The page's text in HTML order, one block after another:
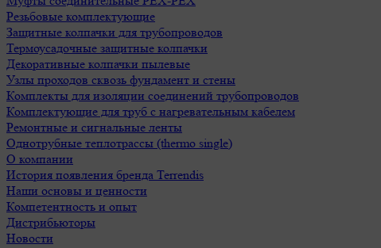
Резьбовые комплектующие
Защитные колпачки для трубопроводов
Термоусадочные защитные колпачки
Декоративные колпачки пылевые
Узлы проходов сквозь фундамент и стены
Комплекты для изоляции соединений трубопроводов
Комплектующие для труб с нагревательным кабелем
Ремонтные и сигнальные ленты
Однотрубные теплотрассы (thermo single)
О компании
История появления бренда Terrendis
Наши основы и ценности
Компетентность и опыт
Дистрибьюторы
Новости